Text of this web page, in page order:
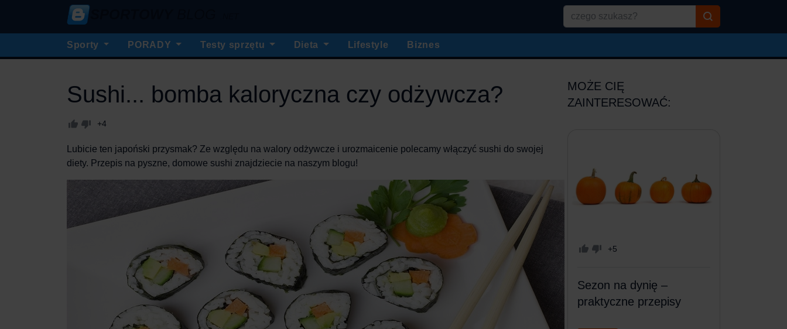
Sporty PORADY Testy sprzętu Dieta Lifestyle Biznes
Sushi... bomba kaloryczna czy odżywcza?
+4
Lubicie ten japoński przysmak? Ze względu na walory odżywcze i urozmaicenie polecamy włączyć sushi do swojej
diety. Przepis na pyszne, domowe sushi znajdziecie na naszym blogu!
MOŻE CIĘ
ZAINTERESOWAĆ:
+5
Sezon na dynię –
praktyczne przepisy